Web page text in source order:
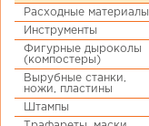
Расходные материалы
Инструменты
Фигурные дыроколы
(компостеры)
Вырубные станки,
ножи, пластины
Штампы